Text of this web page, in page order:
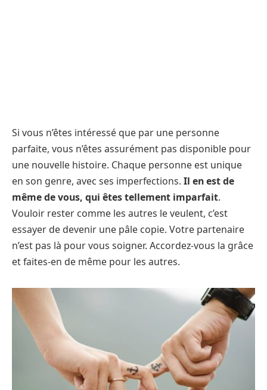
Si vous n’êtes intéressé que par une personne
parfaite, vous n’êtes assurément pas disponible pour
une nouvelle histoire. Chaque personne est unique
en son genre, avec ses imperfections. Il en est de
même de vous, qui êtes tellement imparfait.
Vouloir rester comme les autres le veulent, c’est
essayer de devenir une pâle copie. Votre partenaire
n’est pas là pour vous soigner. Accordez-vous la grâce
et faites-en de même pour les autres.